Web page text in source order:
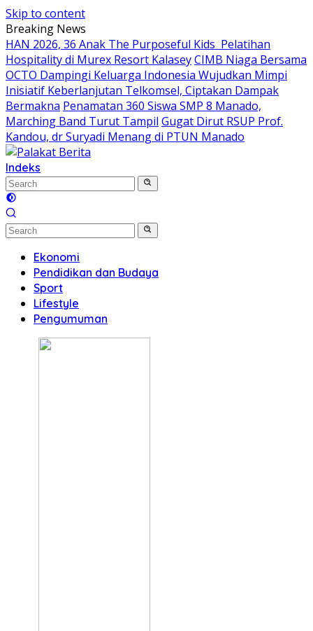
Skip to content
Breaking News
HAN 2026, 36 Anak The Purposeful Kids Pelatihan
Hospitality di Murex Resort KalaseyCIMB Niaga Bersama
OCTO Dampingi Keluarga Indonesia Wujudkan Mimpi
Inisiatif Keberlanjutan Telkomsel, Ciptakan Dampak
Bermakna Penamatan 360 Siswa SMP 8 Manado,
Marching Band Turut Tampil Gugat Dirut RSUP Prof.
Kandou, dr Suryadi Menang di PTUN Manado
Indeks
Ekonomi
Pendidikan dan Budaya
Sport
Lifestyle
Pengumuman